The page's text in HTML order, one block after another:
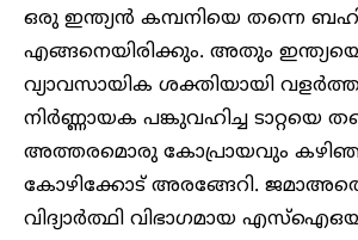
ഒരു ഇന്ത്യൻ കമ്പനിയെ തന്നെ
എങ്ങനെയിരിക്കും. അതും
വ്യാവസായിക ശക്തിയായി
നിർണ്ണായക പങ്കുവഹിച്ച ടാറ്റയെ
അത്തരമൊരു കോപ്രായവും
കോഴിക്കോട് അരങ്ങേറി.
വിദ്യാർത്ഥി വിഭാഗമായ